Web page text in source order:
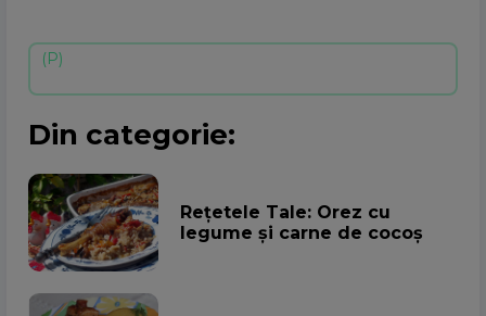
Din categorie:
Rețetele Tale: Orez cu
legume și carne de cocoș